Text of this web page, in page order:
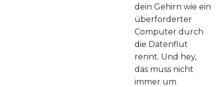
dein Gehirn wie ein
überforderter
Computer durch
die Datenflut
rennt. Und hey,
das muss nicht
immer um